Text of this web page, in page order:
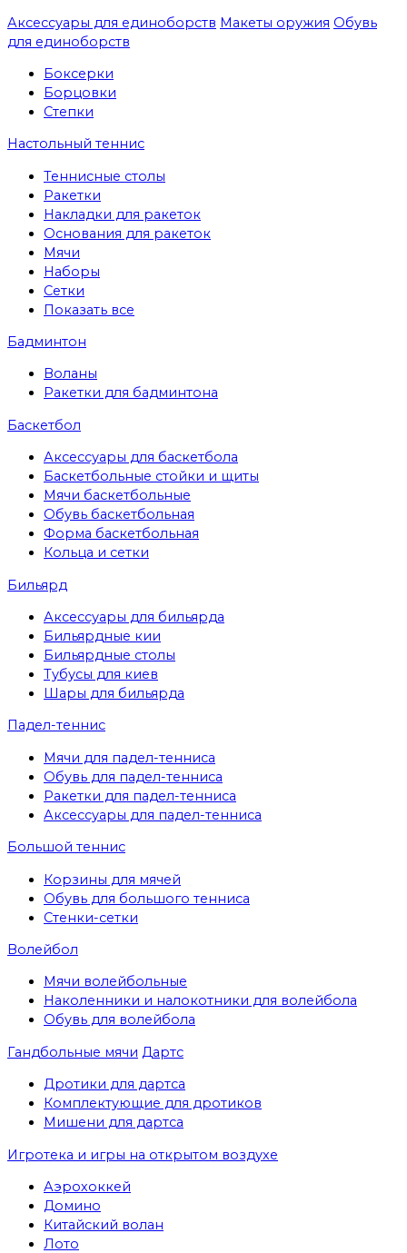
Аксессуары для единоборств Макеты оружия Обувь
для единоборств
Боксерки
Борцовки
Степки
Настольный теннис
Теннисные столы
Ракетки
Накладки для ракеток
Основания для ракеток
Мячи
Наборы
Сетки
Показать все
Бадминтон
Воланы
Ракетки для бадминтона
Баскетбол
Аксессуары для баскетбола
Баскетбольные стойки и щиты
Мячи баскетбольные
Обувь баскетбольная
Форма баскетбольная
Кольца и сетки
Бильярд
Аксессуары для бильярда
Бильярдные кии
Бильярдные столы
Тубусы для киев
Шары для бильярда
Падел-теннис
Мячи для падел-тенниса
Обувь для падел-тенниса
Ракетки для падел-тенниса
Аксессуары для падел-тенниса
Большой теннис
Корзины для мячей
Обувь для большого тенниса
Стенки-сетки
Волейбол
Мячи волейбольные
Наколенники и налокотники для волейбола
Обувь для волейбола
Гандбольные мячи Дартс
Дротики для дартса
Комплектующие для дротиков
Мишени для дартса
Игротека и игры на открытом воздухе
Аэрохоккей
Домино
Китайский волан
Лото